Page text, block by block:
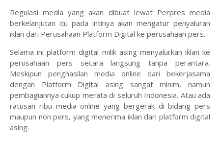
Regulasi media yang akan dibuat lewat Perpres media
berkelanjutan itu pada intinya akan mengatur penyaluran
iklan dari Perusahaan Platform Digital ke perusahaan pers.
Selama ini platform digital milik asing menyalurkan iklan ke
perusahaan pers secara langsung tanpa perantara.
Meskipun penghasilan media online dari bekerjasama
dengan Platform Digital asing sangat minim, namun
pembagiannya cukup merata di seluruh Indonesia. Atau ada
ratusan ribu media online yang bergerak di bidang pers
maupun non pers, yang menerima iklan dari platform digital
asing.